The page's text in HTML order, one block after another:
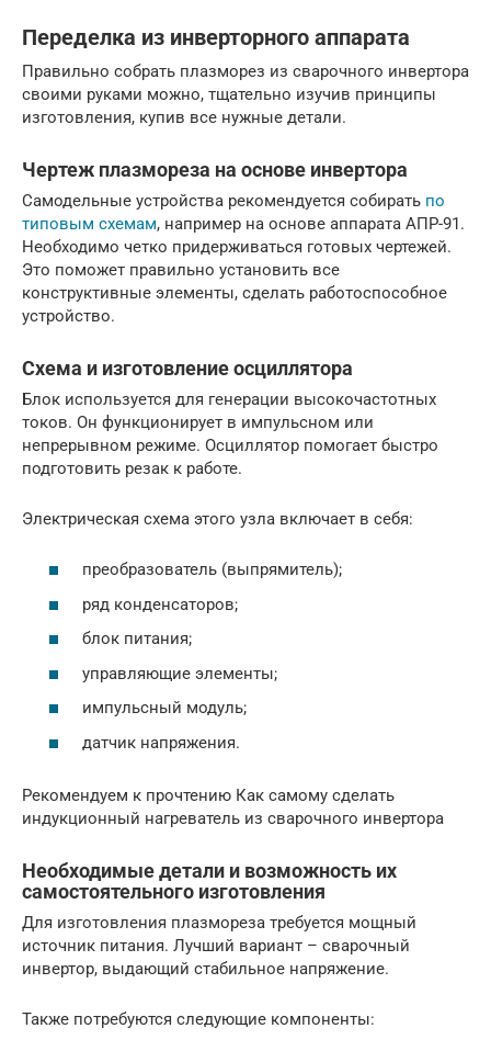
Переделка из инверторного аппарата
Правильно собрать плазморез из сварочного инвертора
своими руками можно, тщательно изучив принципы
изготовления, купив все нужные детали.
Чертеж плазмореза на основе инвертора
Самодельные устройства рекомендуется собирать по
типовым схемам, например на основе аппарата АПР-91.
Необходимо четко придерживаться готовых чертежей.
Это поможет правильно установить все
конструктивные элементы, сделать работоспособное
устройство.
Схема и изготовление осциллятора
Блок используется для генерации высокочастотных
токов. Он функционирует в импульсном или
непрерывном режиме. Осциллятор помогает быстро
подготовить резак к работе.
Электрическая схема этого узла включает в себя:
преобразователь (выпрямитель);
ряд конденсаторов;
блок питания;
управляющие элементы;
импульсный модуль;
датчик напряжения.
Рекомендуем к прочтению Как самому сделать
индукционный нагреватель из сварочного инвертора
Необходимые детали и возможность их
самостоятельного изготовления
Для изготовления плазмореза требуется мощный
источник питания. Лучший вариант – сварочный
инвертор, выдающий стабильное напряжение.
Также потребуются следующие компоненты: